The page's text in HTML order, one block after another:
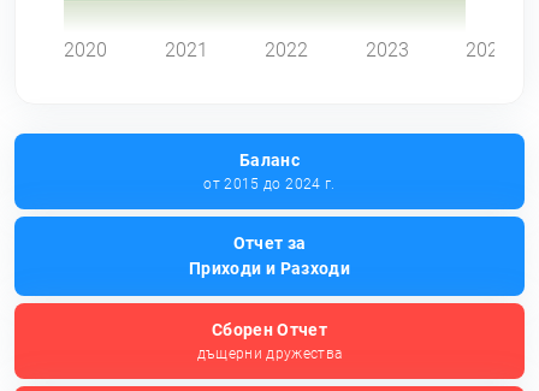
2020 2021 2022 2023 2024
Баланс
от 2015 до 2024 г.
Отчет за
Приходи и Разходи
Сборен Отчет
дъщерни дружества